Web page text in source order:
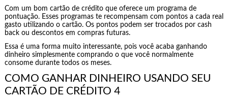
Com um bom cartão de crédito que oferece um programa de
pontuação. Esses programas te recompensam com pontos a cada real
gasto utilizando o cartão. Os pontos podem ser trocados por cash
back ou descontos em compras futuras.
Essa é uma forma muito interessante, pois você acaba ganhando
dinheiro simplesmente comprando o que você normalmente
consome durante todos os meses.
COMO GANHAR DINHEIRO USANDO SEU
CARTÃO DE CRÉDITO 4